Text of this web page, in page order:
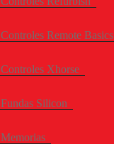
Controles Remote Basics
Controles Xhorse
Fundas Silicon
Memorias